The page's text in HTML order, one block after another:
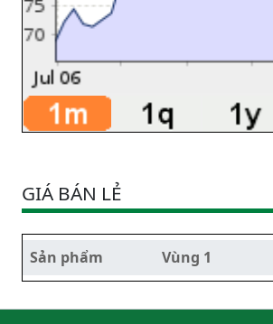
GIÁ BÁN LẺ
Sản phẩm Vùng 1